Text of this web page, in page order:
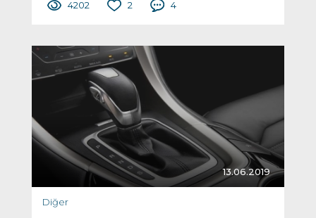
4202 2 4
13.06.2019
Diğer